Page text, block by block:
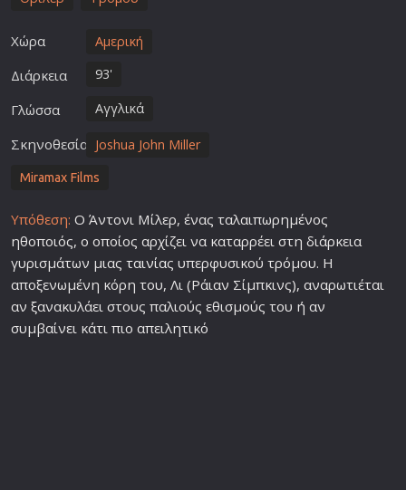
Χώρα Αμερική
Διάρκεια 93'
Γλώσσα Αγγλικά
Σκηνοθεσία Joshua John Miller
Miramax Films
Υπόθεση: Ο Άντονι Μίλερ, ένας ταλαιπωρημένος
ηθοποιός, ο οποίος αρχίζει να καταρρέει στη διάρκεια
γυρισμάτων μιας ταινίας υπερφυσικού τρόμου. Η
αποξενωμένη κόρη του, Λι (Ράιαν Σίμπκινς), αναρωτιέται
αν ξανακυλάει στους παλιούς εθισμούς του ή αν
συμβαίνει κάτι πιο απειλητικό